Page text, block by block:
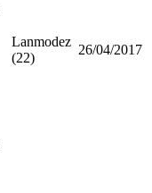
Lanmodez
(22)
26/04/2017